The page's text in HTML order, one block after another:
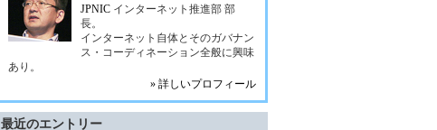
JPNIC インターネット推進部 部
長。
インターネット自体とそのガバナン
ス・コーディネーション全般に興味
あり。
» 詳しいプロフィール
最近のエントリー